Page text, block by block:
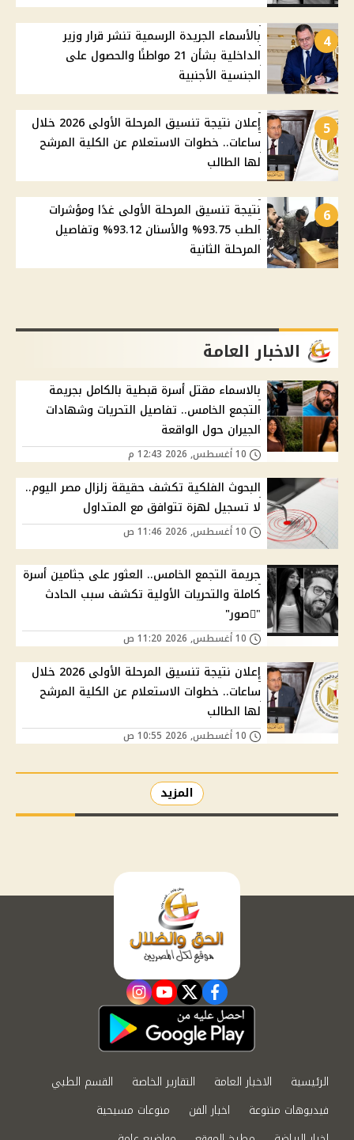
4
بالأسماء الجريدة الرسمية تنشر قرار وزير
الداخلية بشأن 21 مواطنًا والحصول على
الجنسية الأجنبية
5
إعلان نتيجة تنسيق المرحلة الأولى 2026 خلال
ساعات.. خطوات الاستعلام عن الكلية المرشح
لها الطالب
6
نتيجة تنسيق المرحلة الأولى غدًا ومؤشرات
الطب 93.75% والأسنان 93.12% وتفاصيل
المرحلة الثانية
الاخبار العامة
بالاسماء مقتل أسرة قبطية بالكامل بجريمة
التجمع الخامس.. تفاصيل التحريات وشهادات
الجيران حول الواقعة
البحوث الفلكية تكشف حقيقة زلزال مصر اليوم..
لا تسجيل لهزة تتوافق مع المتداول
جريمة التجمع الخامس.. العثور على جثامين أسرة
كاملة والتحريات الأولية تكشف سبب الحادث
"ًصور"
إعلان نتيجة تنسيق المرحلة الأولى 2026 خلال
ساعات.. خطوات الاستعلام عن الكلية المرشح
لها الطالب
المزيد
facebook
twitter
youtube
instagram
الرئيسية الاخبار العامة التقارير الخاصة
القسم الطبي
فيديوهات متنوعة
اخبار الفن
منوعات مسيحية